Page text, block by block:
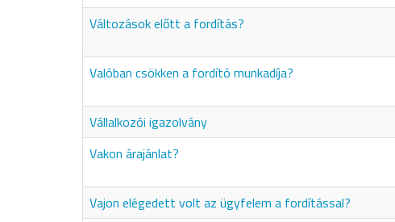
Változások előtt a fordítás?
Valóban csökken a fordító munkadíja?
Vállalkozói igazolvány
Vakon árajánlat?
Vajon elégedett volt az ügyfelem a fordítással?